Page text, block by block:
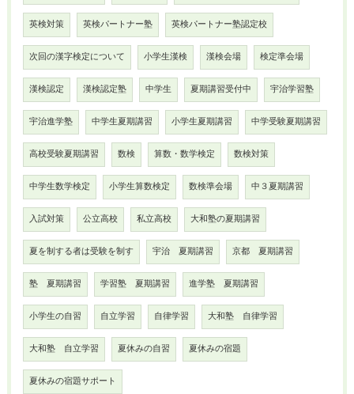
英検対策 英検パートナー塾 英検パートナー塾認定校
次回の漢字検定について 小学生漢検 漢検会場 検定準会場
漢検認定 漢検認定塾 中学生 夏期講習受付中 宇治学習塾
宇治進学塾 中学生夏期講習 小学生夏期講習 中学受験夏期講習
高校受験夏期講習 数検 算数・数学検定 数検対策
中学生数学検定 小学生算数検定 数検準会場 中３夏期講習
入試対策 公立高校 私立高校 大和塾の夏期講習
夏を制する者は受験を制す 宇治 夏期講習 京都 夏期講習
塾 夏期講習 学習塾 夏期講習 進学塾 夏期講習
小学生の自習 自立学習 自律学習 大和塾 自律学習
大和塾 自立学習 夏休みの自習 夏休みの宿題
夏休みの宿題サポート